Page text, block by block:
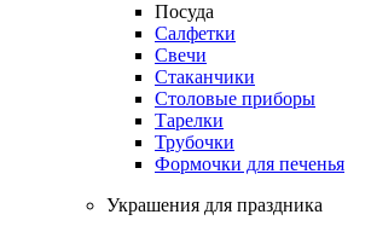
Посуда
Салфетки
Свечи
Стаканчики
Столовые приборы
Тарелки
Трубочки
Формочки для печенья
Украшения для праздника